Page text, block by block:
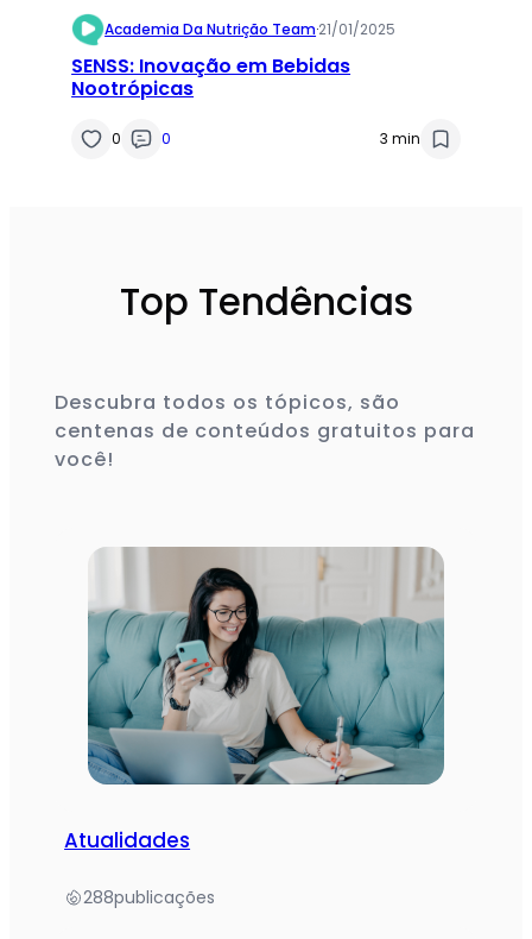
Academia Da Nutrição Team·21/01/2025
SENSS: Inovação em Bebidas
Nootrópicas
0 0 3 min
Top Tendências
Descubra todos os tópicos, são
centenas de conteúdos gratuitos para
você!
Atualidades
288publicações